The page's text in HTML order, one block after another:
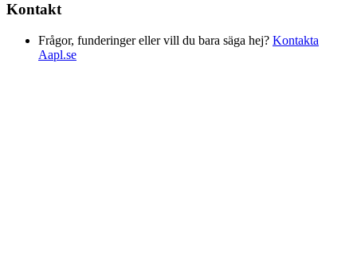
Kontakt
Frågor, funderinger eller vill du bara säga hej? Kontakta
Aapl.se